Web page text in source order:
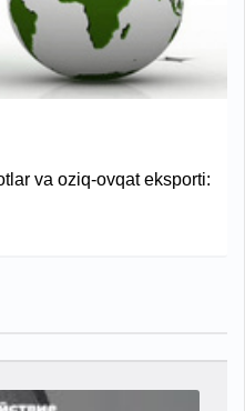
va oziq-ovqat eksporti: